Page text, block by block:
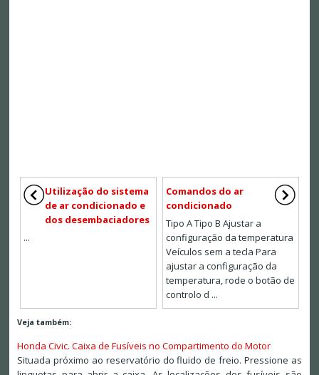
Utilização do sistema
de ar condicionado e
dos desembaciadores
...
Comandos do ar
condicionado
Tipo A Tipo B Ajustar a
configuração da temperatura
Veículos sem a tecla Para
ajustar a configuração da
temperatura, rode o botão de
controlo d ...
Veja também:
Honda Civic. Caixa de Fusíveis no Compartimento do Motor
Situada próximo ao reservatório do fluido de freio. Pressione as